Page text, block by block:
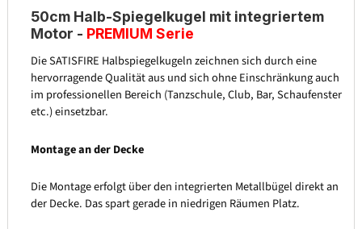
50cm Halb-Spiegelkugel mit integriertem
Motor - PREMIUM Serie
Die SATISFIRE Halbspiegelkugeln zeichnen sich durch eine
hervorragende Qualität aus und sich ohne Einschränkung auch
im professionellen Bereich (Tanzschule, Club, Bar, Schaufenster
etc.) einsetzbar.
Montage an der Decke
Die Montage erfolgt über den integrierten Metallbügel direkt an
der Decke. Das spart gerade in niedrigen Räumen Platz.